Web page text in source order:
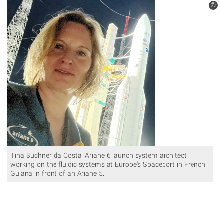
©
Tina Büchner da Costa, Ariane 6 launch system architect
working on the fluidic systems at Europe's Spaceport in French
Guiana in front of an Ariane 5.